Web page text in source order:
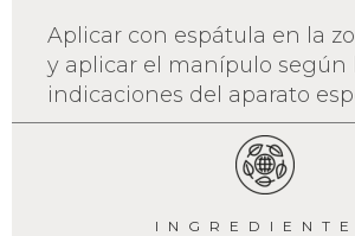
Aplicar con espátula en la
y aplicar el manípulo según
indicaciones del aparato